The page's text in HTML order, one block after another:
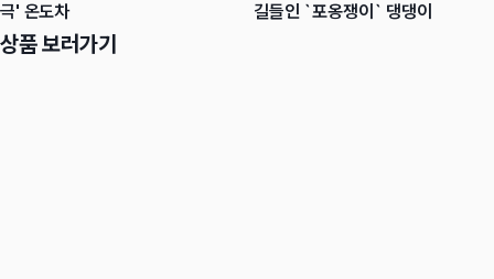
극' 온도차
길들인 `포옹쟁이` 댕댕이
상품 보러가기